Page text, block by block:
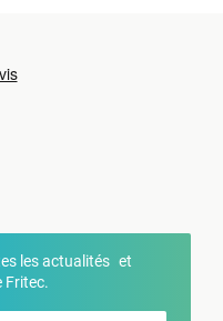
les actualités et
Fritec.